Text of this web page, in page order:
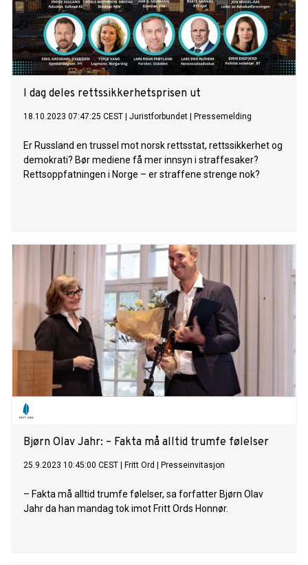
I dag deles rettssikkerhetsprisen ut
18.10.2023 07:47:25 CEST Juristforbundet Pressemelding
Er Russland en trussel mot norsk rettsstat, rettssikkerhet og
demokrati? Bør mediene få mer innsyn i straffesaker?
Rettsoppfatningen i Norge – er straffene strenge nok?
Bjørn Olav Jahr: – Fakta må alltid trumfe følelser
25.9.2023 10:45:00 CEST Fritt Ord Presseinvitasjon
– Fakta må alltid trumfe følelser, sa forfatter Bjørn Olav
Jahr da han mandag tok imot Fritt Ords Honnør.